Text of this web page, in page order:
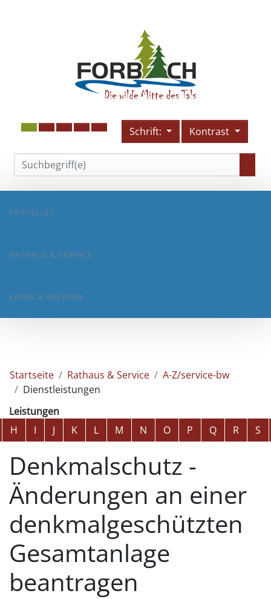
Schrift: Kontrast
AKTUELLES
RATHAUS & SERVICE
LEBEN & ERLEBEN
Startseite Rathaus & Service
A-Z/service-bw
Dienstleistungen
Leistungen
Alphabetisches Register überspringen
H I J K L M N O P Q R S
Denkmalschutz -
Änderungen an einer
denkmalgeschützten
Gesamtanlage
beantragen